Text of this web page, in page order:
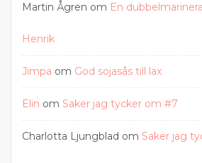
Martin Ågren om En
Henrik
Jimpa om God sojasås till lax
Elin om Saker jag tycker om #7
Charlotta Ljungblad om Saker jag